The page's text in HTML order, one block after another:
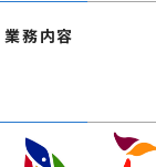
業務内容